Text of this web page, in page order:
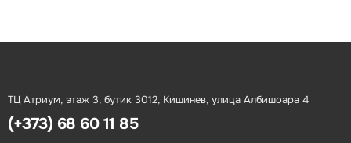
ТЦ Атриум, этаж 3, бутик 3012, Кишинев, улица Албишоара 4
(+373) 68 60 11 85